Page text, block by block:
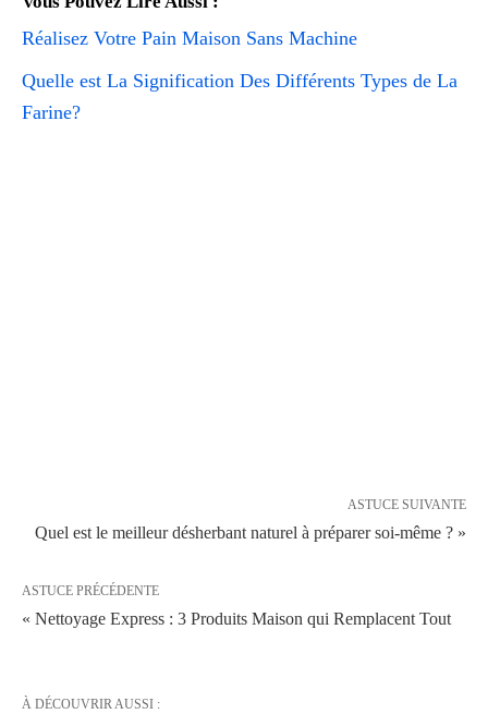
Réalisez Votre Pain Maison Sans Machine
Quelle est La Signification Des Différents Types de La
Farine?
ASTUCE SUIVANTE
Quel est le meilleur désherbant naturel à préparer soi-même ? »
ASTUCE PRÉCÉDENTE
« Nettoyage Express : 3 Produits Maison qui Remplacent Tout
À DÉCOUVRIR AUSSI :